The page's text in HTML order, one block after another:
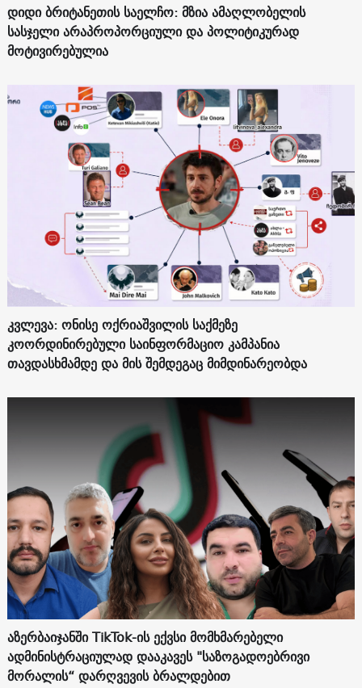
დიდი ბრიტანეთის საელჩო: მზია ამაღლობელის
სასჯელი არაპროპორციული და პოლიტიკურად
მოტივირებულია
კვლევა: ონისე ოქრიაშვილის საქმეზე
კოორდინირებული საინფორმაციო კამპანია
თავდასხმამდე და მის შემდეგაც მიმდინარეობდა
აზერბაიჯანში TikTok-ის ექვსი მომხმარებელი
ადმინისტრაციულად დააკავეს "საზოგადოებრივი
მორალის“ დარღვევის ბრალდებით